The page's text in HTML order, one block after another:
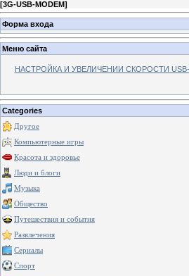
[3G-USB-MODEM]
Форма входа
Меню сайта
НАСТРОЙКА И УВЕЛИЧЕНИИ СКОРОСТИ
Categories
Другое
Компьютерные игры
Красота и здоровье
Люди и блоги
Музыка
Общество
Путешествия и события
Развлечения
Сериалы
Спорт